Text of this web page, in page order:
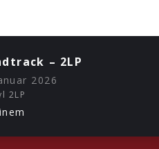
– 2LP
2026
2LP